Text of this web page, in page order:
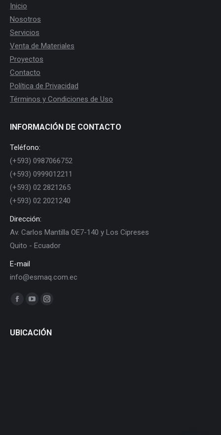
Inicio
Nosotros
Servicios
Venta de Materiales
Proyectos
Contacto
Política de Privacidad
Términos y Condiciones de Uso
INFORMACIÓN DE CONTACTO
Teléfono:
(+593) 0987066752
(+593) 0999012211
(+593) 02 2821265
(+593) 02 2021240
Dirección:
Av. Carlos Mantilla OE7-140 y Los Cipreses
Quito - Ecuador
E-mail
info@esmaq.com.ec
Find us on:
Facebook
opens
YouTube
opens
Instagram
opens
UBICACIÓN